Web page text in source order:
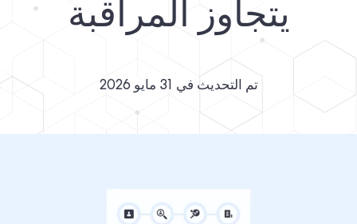
يتجاوز المراقبة
تم التحديث في 31 مايو 2026